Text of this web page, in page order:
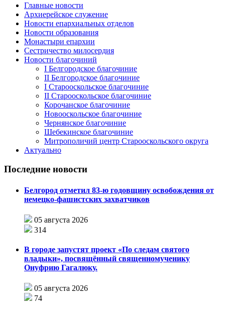
Главные новости
Архиерейское служение
Новости епархиальных отделов
Новости образования
Монастыри епархии
Сестричество милосердия
Новости благочиний
I Белгородское благочиние
II Белгородское благочиние
I Старооскольское благочиние
II Старооскольское благочиние
Корочанское благочиние
Новооскольское благочиние
Чернянское благочиние
Шебекинское благочиние
Митрополичий центр Старооскольского округа
Актуально
Последние новости
Белгород отметил 83-ю годовщину освобождения от
немецко-фашистских захватчиков
05 августа 2026
314
В городе запустят проект «По следам святого
владыки», посвящённый священномученику
Онуфрию Гагалюку.
05 августа 2026
74